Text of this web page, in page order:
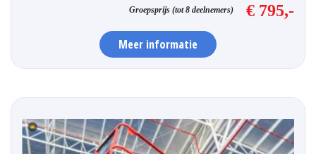
Groepsprijs (tot 8 deelnemers) € 795,-
Meer informatie